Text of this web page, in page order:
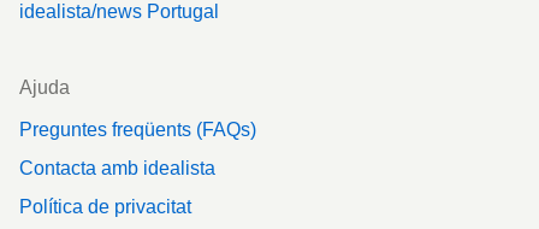
idealista/news Portugal
Ajuda
Preguntes freqüents (FAQs)
Contacta amb idealista
Política de privacitat